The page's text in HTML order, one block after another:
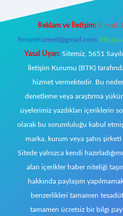
Reklam ve İletişim: E-mail:
forumhizmeti@gmail.com
Yasal Uyarı: Sitemiz, 5651
İletişim Kurumu (BTK)
hizmet vermektedir. Bu
denetleme veya araştırma
üyelerimiz yazdıkları içeriklerin
olarak bu sorumluluğu kabul
marka, kurum veya şahıs
Sitede yalnızca kendi
alan içerikler haber niteliği
hakkında paylaşım
benzerlikleri tamamen
tamamen ücretsiz bir bilgi